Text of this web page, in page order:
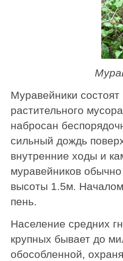
Муравейники состоят
растительного
набросан
сильный дождь
внутренние ходы и
муравейников
высоты 1.5м. Началом
пень.
Население средних
крупных бывает до
обособленной,